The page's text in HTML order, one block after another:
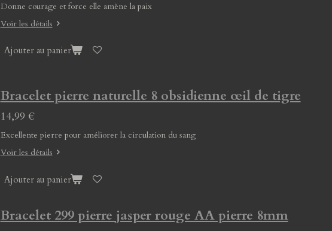
Donne courage et force elle amène la paix
Voir les détails
Ajouter au panier
Bracelet pierre naturelle 8 obsidienne œil de tigre
14,99 €
Excellente pierre pour améliorer la circulation du sang
Voir les détails
Ajouter au panier
Bracelet 299 pierre jasper rouge AA pierre 8mm